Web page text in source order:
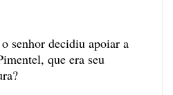
senhor decidiu apoiar a
que era seu